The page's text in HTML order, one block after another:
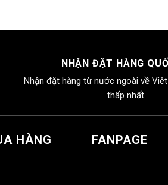
NHẬN ĐẶT HÀNG
Nhận đặt hàng từ nước ngoài về
thấp nhất.
HÀNG FANPAGE